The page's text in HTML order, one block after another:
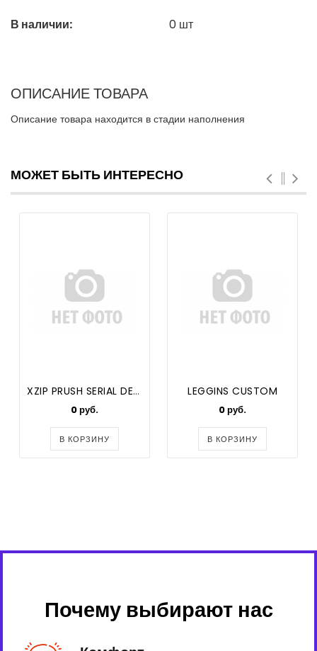
В наличии: 0 шт
ОПИСАНИЕ ТОВАРА
Описание товара находится в стадии наполнения
МОЖЕТ БЫТЬ ИНТЕРЕСНО
XZIP PRUSH SERIAL DESIGN
0 руб.
В КОРЗИНУ
LEGGINS CUSTOM
0 руб.
В КОРЗИНУ
Почему выбирают нас